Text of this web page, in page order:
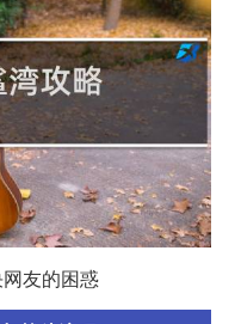
友的困惑